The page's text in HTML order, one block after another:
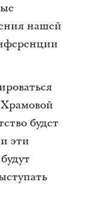
нашей
будет
эти